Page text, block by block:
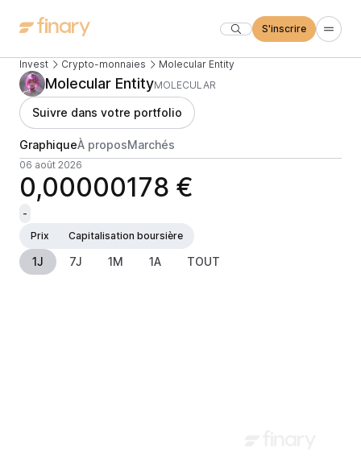
S'inscrire
Invest Crypto-monnaies Molecular Entity
Molecular EntityMOLECULAR
Suivre dans votre portfolio
GraphiqueÀ proposMarchés
06 août 2026
0,00000178 €
-
Prix
Capitalisation boursière
1J 7J 1M 1A TOUT